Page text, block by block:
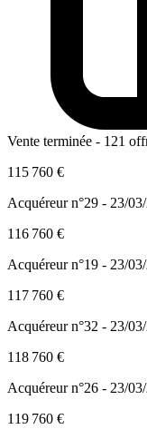
Vente terminée - 121
115 760 €
Acquéreur n°29 - 23/
116 760 €
Acquéreur n°19 - 23/
117 760 €
Acquéreur n°32 - 23/
118 760 €
Acquéreur n°26 - 23/
119 760 €